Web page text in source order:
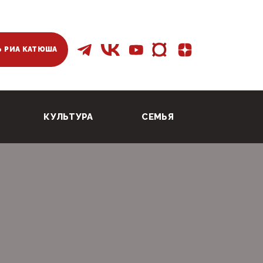
РИА КАТЮША
КУЛЬТУРА СЕМЬЯ